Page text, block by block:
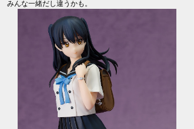
みんな一緒だし違うかも。